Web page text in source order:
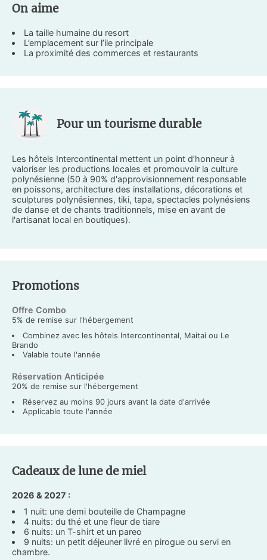
On aime
La taille humaine du resort
L’emplacement sur l’ile principale
La proximité des commerces et restaurants
Pour un tourisme durable
Les hôtels Intercontinental mettent un point d’honneur à
valoriser les productions locales et promouvoir la culture
polynésienne (50 à 90% d'approvisionnement responsable
en poissons, architecture des installations, décorations et
sculptures polynésiennes, tiki, tapa, spectacles polynésiens
de danse et de chants traditionnels, mise en avant de
l'artisanat local en boutiques).
Promotions
Offre Combo
5% de remise sur l'hébergement
Combinez avec les hôtels Intercontinental, Maitai ou Le
Brando
Valable toute l'année
Réservation Anticipée
20% de remise sur l'hébergement
Réservez au moins 90 jours avant la date d'arrivée
Applicable toute l'année
Cadeaux de lune de miel
2026 & 2027 :
1 nuit: une demi bouteille de Champagne
4 nuits: du thé et une fleur de tiare
6 nuits: un T-shirt et un pareo
9 nuits: un petit déjeuner livré en pirogue ou servi en
chambre.